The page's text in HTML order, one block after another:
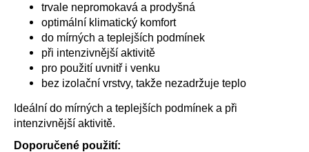
trvale nepromokavá a prodyšná
optimální klimatický komfort
do mírných a teplejších podmínek
při intenzivnější aktivitě
pro použití uvnitř i venku
bez izolační vrstvy, takže nezadržuje teplo
Ideální do mírných a teplejších podmínek a při
intenzivnější aktivitě.
Doporučené použití:
?